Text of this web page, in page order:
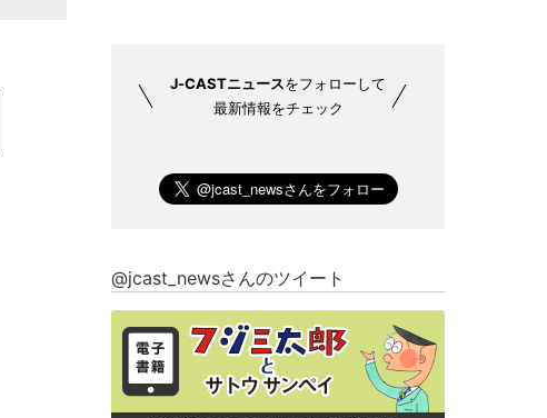
J-CASTニュースをフォローして
最新情報をチェック
@jcast_newsさんのツイート